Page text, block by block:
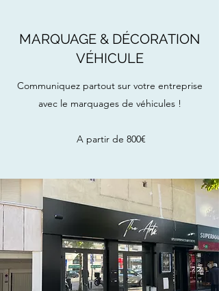
MARQUAGE & DÉCORATION
VÉHICULE
Communiquez partout sur votre entreprise
avec le marquages de véhicules !
A partir de 800€